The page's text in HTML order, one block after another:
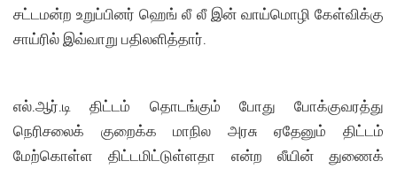
சட்டமன்ற உறுப்பினர் ஹெங் லீ லீ இன் வாய்மொழி கேள்விக்கு
சாய்ரில் இவ்வாறு பதிலளித்தார்.
எல்.ஆர்.டி திட்டம் தொடங்கும் போது போக்குவரத்து
நெரிசலைக் குறைக்க மாநில அரசு ஏதேனும் திட்டம்
மேற்கொள்ள திட்டமிட்டுள்ளதா என்ற லீயின் துணைக்